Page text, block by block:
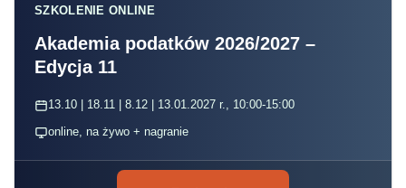
SZKOLENIE ONLINE
Akademia podatków 2026/2027 –
Edycja 11
13.10 | 18.11 | 8.12 | 13.01.2027 r., 10:00-15:00
online, na żywo + nagranie